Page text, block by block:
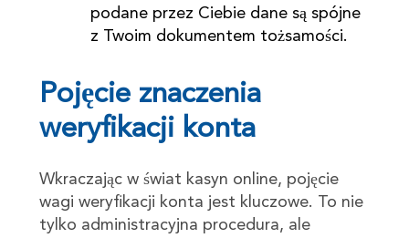
podane przez Ciebie dane są spójne
z Twoim dokumentem tożsamości.
Pojęcie znaczenia
weryfikacji konta
Wkraczając w świat kasyn online, pojęcie
wagi weryfikacji konta jest kluczowe. To nie
tylko administracyjna procedura, ale